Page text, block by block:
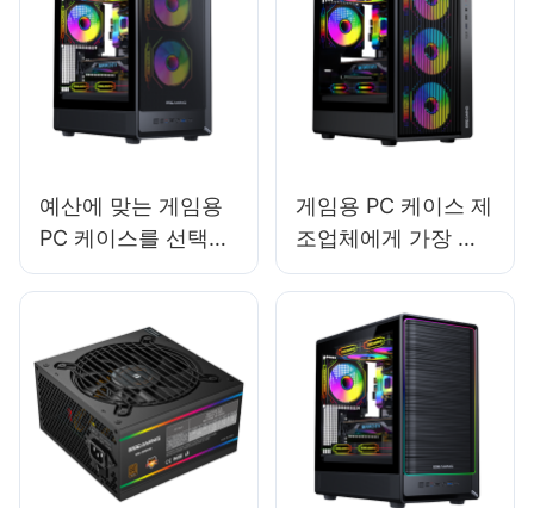
예산에 맞는 게임용
PC 케이스를 선택할
때 고려해야 할 기능
게임용 PC 케이스 제
조업체에게 가장 효
과적인 마케팅 채널